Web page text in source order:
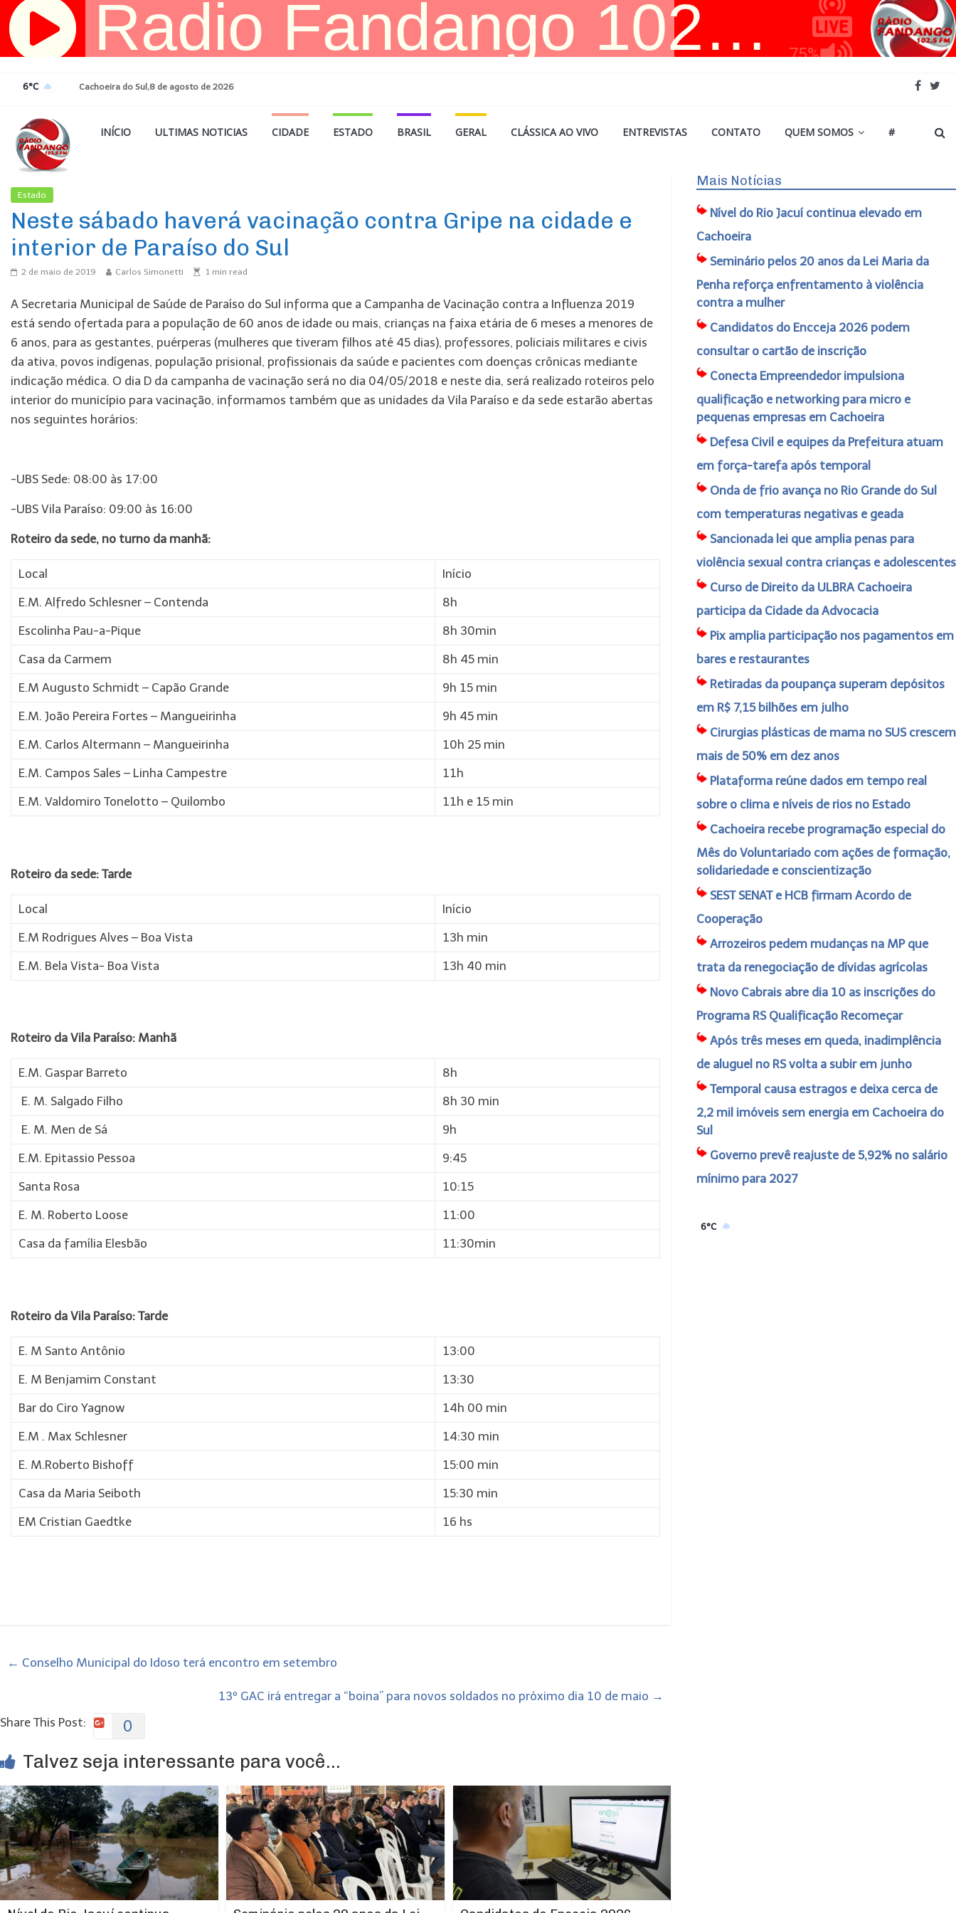
Pular
para
6°C Cachoeira do Sul,8 de agosto de 2026
INÍCIO ULTIMAS NOTICIAS CIDADE ESTADO BRASIL GERAL CLÁSSICA AO VIVO ENTREVISTAS CONTATO QUEM SOMOS #
Estado
Neste sábado haverá vacinação contra Gripe na cidade e
interior de Paraíso do Sul
2 de maio de 2019 Carlos Simonetti 1 min read
A Secretaria Municipal de Saúde de Paraíso do Sul informa que a Campanha de Vacinação contra a Influenza 2019
está sendo ofertada para a população de 60 anos de idade ou mais, crianças na faixa etária de 6 meses a menores de
6 anos, para as gestantes, puérperas (mulheres que tiveram filhos até 45 dias), professores, policiais militares e civis
da ativa, povos indígenas, população prisional, profissionais da saúde e pacientes com doenças crônicas mediante
indicação médica. O dia D da campanha de vacinação será no dia 04/05/2018 e neste dia, será realizado roteiros pelo
interior do município para vacinação, informamos também que as unidades da Vila Paraíso e da sede estarão abertas
nos seguintes horários:
-UBS Sede: 08:00 às 17:00
-UBS Vila Paraíso: 09:00 às 16:00
Roteiro da sede, no turno da manhã:
Local
Início
E.M. Alfredo Schlesner – Contenda
8h
Escolinha Pau-a-Pique
8h 30min
Casa da Carmem
8h 45 min
E.M Augusto Schmidt – Capão Grande
9h 15 min
E.M. João Pereira Fortes – Mangueirinha
9h 45 min
E.M. Carlos Altermann – Mangueirinha
10h 25 min
E.M. Campos Sales – Linha Campestre
11h
E.M. Valdomiro Tonelotto – Quilombo
11h e 15 min
Roteiro da sede: Tarde
Local
Início
E.M Rodrigues Alves – Boa Vista
13h min
E.M. Bela Vista- Boa Vista
13h 40 min
Roteiro da Vila Paraíso: Manhã
E.M. Gaspar Barreto
8h
E. M. Salgado Filho
8h 30 min
E. M. Men de Sá
9h
E.M. Epitassio Pessoa
9:45
Santa Rosa
10:15
E. M. Roberto Loose
11:00
Casa da família Elesbão
11:30min
Roteiro da Vila Paraíso: Tarde
E. M Santo Antônio
13:00
E. M Benjamim Constant
13:30
Bar do Ciro Yagnow
14h 00 min
E.M . Max Schlesner
14:30 min
E. M.Roberto Bishoff
15:00 min
Casa da Maria Seiboth
15:30 min
EM Cristian Gaedtke
16 hs
← Conselho Municipal do Idoso terá encontro em setembro
13º GAC irá entregar a “boina” para novos soldados no próximo dia 10 de maio →
Share This Post:
0
Talvez seja interessante para você...
Mais Notícias
Nível do Rio Jacuí continua elevado em
Cachoeira
Seminário pelos 20 anos da Lei Maria da
Penha reforça enfrentamento à violência
contra a mulher
Candidatos do Encceja 2026 podem
consultar o cartão de inscrição
Conecta Empreendedor impulsiona
qualificação e networking para micro e
pequenas empresas em Cachoeira
Defesa Civil e equipes da Prefeitura atuam
em força-tarefa após temporal
Onda de frio avança no Rio Grande do Sul
com temperaturas negativas e geada
Sancionada lei que amplia penas para
violência sexual contra crianças e adolescentes
Curso de Direito da ULBRA Cachoeira
participa da Cidade da Advocacia
Pix amplia participação nos pagamentos em
bares e restaurantes
Retiradas da poupança superam depósitos
em R$ 7,15 bilhões em julho
Cirurgias plásticas de mama no SUS crescem
mais de 50% em dez anos
Plataforma reúne dados em tempo real
sobre o clima e níveis de rios no Estado
Cachoeira recebe programação especial do
Mês do Voluntariado com ações de formação,
solidariedade e conscientização
SEST SENAT e HCB firmam Acordo de
Cooperação
Arrozeiros pedem mudanças na MP que
trata da renegociação de dívidas agrícolas
Novo Cabrais abre dia 10 as inscrições do
Programa RS Qualificação Recomeçar
Após três meses em queda, inadimplência
de aluguel no RS volta a subir em junho
Temporal causa estragos e deixa cerca de
2,2 mil imóveis sem energia em Cachoeira do
Sul
Governo prevê reajuste de 5,92% no salário
mínimo para 2027
6°C